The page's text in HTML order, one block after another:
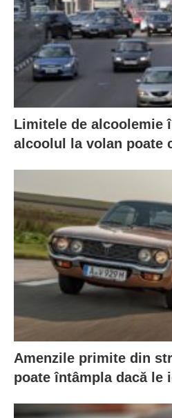
Limitele de alcoolemie
alcoolul la volan poate
Amenzile primite din
poate întâmpla dacă le